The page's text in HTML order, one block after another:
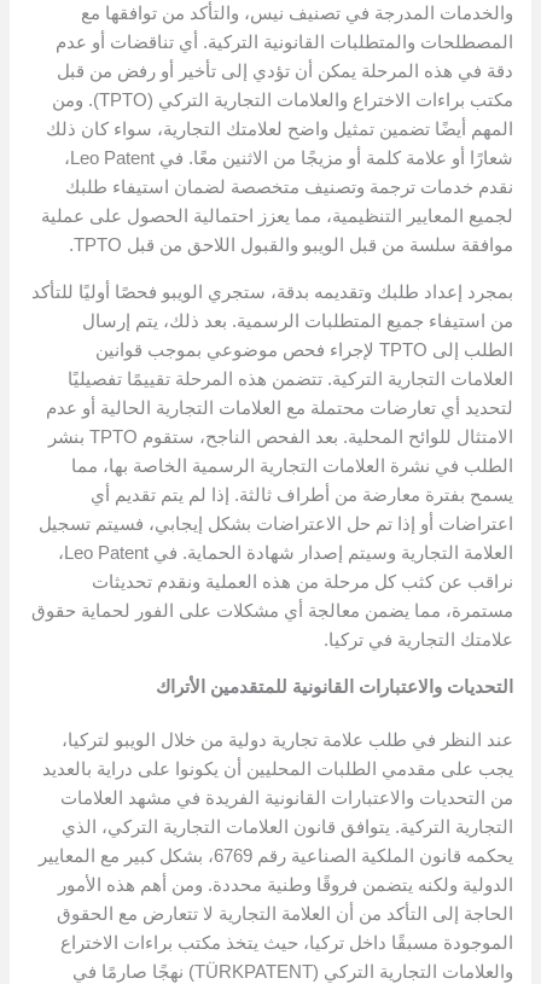
والخدمات المدرجة في تصنيف نيس، والتأكد من توافقها مع
المصطلحات والمتطلبات القانونية التركية. أي تناقضات أو عدم
دقة في هذه المرحلة يمكن أن تؤدي إلى تأخير أو رفض من قبل
مكتب براءات الاختراع والعلامات التجارية التركي (TPTO). ومن
المهم أيضًا تضمين تمثيل واضح لعلامتك التجارية، سواء كان ذلك
شعارًا أو علامة كلمة أو مزيجًا من الاثنين معًا. في Leo Patent،
نقدم خدمات ترجمة وتصنيف متخصصة لضمان استيفاء طلبك
لجميع المعايير التنظيمية، مما يعزز احتمالية الحصول على عملية
موافقة سلسة من قبل الويبو والقبول اللاحق من قبل TPTO.
بمجرد إعداد طلبك وتقديمه بدقة، ستجري الويبو فحصًا أوليًا للتأكد
من استيفاء جميع المتطلبات الرسمية. بعد ذلك، يتم إرسال
الطلب إلى TPTO لإجراء فحص موضوعي بموجب قوانين
العلامات التجارية التركية. تتضمن هذه المرحلة تقييمًا تفصيليًا
لتحديد أي تعارضات محتملة مع العلامات التجارية الحالية أو عدم
الامتثال للوائح المحلية. بعد الفحص الناجح، ستقوم TPTO بنشر
الطلب في نشرة العلامات التجارية الرسمية الخاصة بها، مما
يسمح بفترة معارضة من أطراف ثالثة. إذا لم يتم تقديم أي
اعتراضات أو إذا تم حل الاعتراضات بشكل إيجابي، فسيتم تسجيل
العلامة التجارية وسيتم إصدار شهادة الحماية. في Leo Patent،
نراقب عن كثب كل مرحلة من هذه العملية ونقدم تحديثات
مستمرة، مما يضمن معالجة أي مشكلات على الفور لحماية حقوق
علامتك التجارية في تركيا.
التحديات والاعتبارات القانونية للمتقدمين الأتراك
عند النظر في طلب علامة تجارية دولية من خلال الويبو لتركيا،
يجب على مقدمي الطلبات المحليين أن يكونوا على دراية بالعديد
من التحديات والاعتبارات القانونية الفريدة في مشهد العلامات
التجارية التركية. يتوافق قانون العلامات التجارية التركي، الذي
يحكمه قانون الملكية الصناعية رقم 6769، بشكل كبير مع المعايير
الدولية ولكنه يتضمن فروقًا وطنية محددة. ومن أهم هذه الأمور
الحاجة إلى التأكد من أن العلامة التجارية لا تتعارض مع الحقوق
الموجودة مسبقًا داخل تركيا، حيث يتخذ مكتب براءات الاختراع
والعلامات التجارية التركي (TÜRKPATENT) نهجًا صارمًا في